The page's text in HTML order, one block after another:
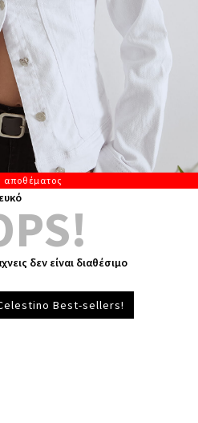
αποθέματος
δεν είναι διαθέσιμο
Best-sellers!